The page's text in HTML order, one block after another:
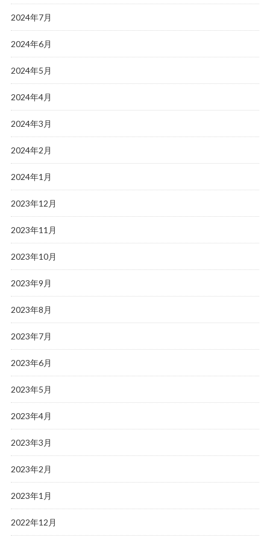
2024年7月
2024年6月
2024年5月
2024年4月
2024年3月
2024年2月
2024年1月
2023年12月
2023年11月
2023年10月
2023年9月
2023年8月
2023年7月
2023年6月
2023年5月
2023年4月
2023年3月
2023年2月
2023年1月
2022年12月